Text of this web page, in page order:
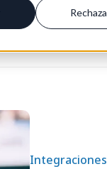
Integraciones